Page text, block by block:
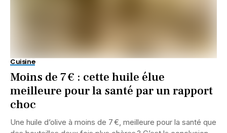
Cuisine
Moins de 7 € : cette huile élue
meilleure pour la santé par un rapport
choc
Une huile d’olive à moins de 7 €, meilleure pour la santé que